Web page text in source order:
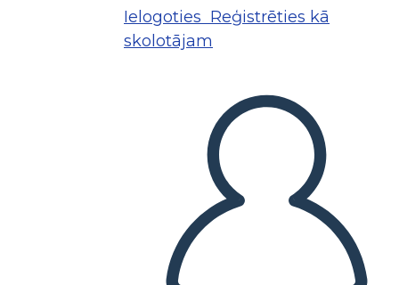
Ielogoties Reģistrēties kā
skolotājam